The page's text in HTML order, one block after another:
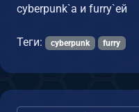
cyberpunk`a и furry`ей
Теги: cyberpunk furry